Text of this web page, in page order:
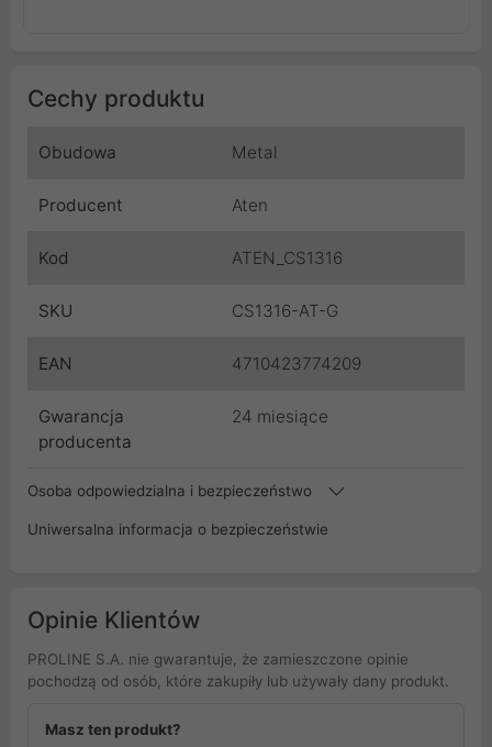
Cechy produktu
Obudowa Metal
Producent Aten
Kod ATEN_CS1316
SKU CS1316-AT-G
EAN 4710423774209
Gwarancja
producenta
24 miesiące
Osoba odpowiedzialna i bezpieczeństwo
Uniwersalna informacja o bezpieczeństwie
Opinie Klientów
PROLINE S.A. nie gwarantuje, że zamieszczone opinie
pochodzą od osób, które zakupiły lub używały dany produkt.
Masz ten produkt?